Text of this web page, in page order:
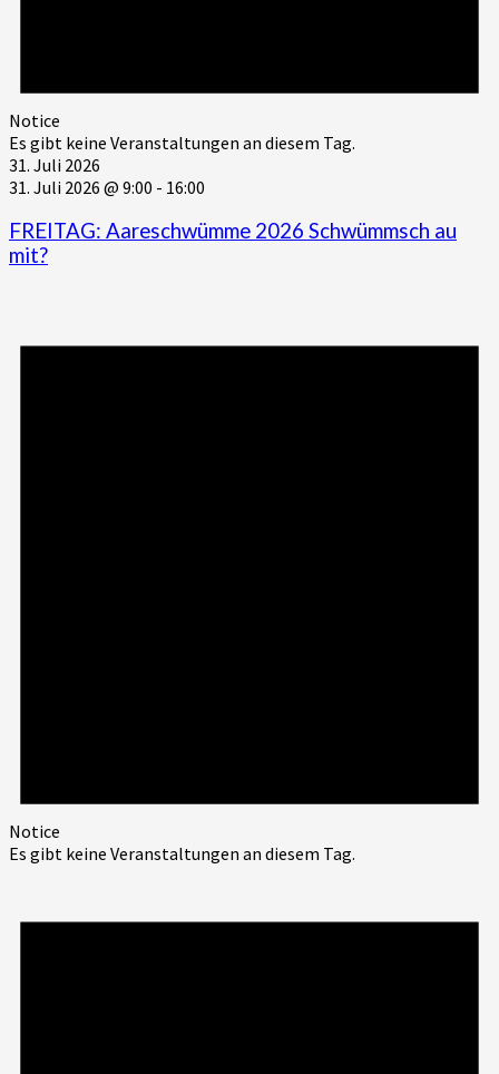
Notice
Es gibt keine Veranstaltungen an diesem Tag.
31. Juli 2026
31. Juli 2026 @ 9:00 - 16:00
FREITAG: Aareschwümme 2026 Schwümmsch au
mit?
Notice
Es gibt keine Veranstaltungen an diesem Tag.